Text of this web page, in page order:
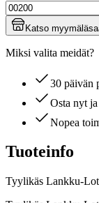
Katso
Miksi valita meidät?
30 päivän
Osta nyt
Nopea
Tuoteinfo
Tyylikäs Lankku-